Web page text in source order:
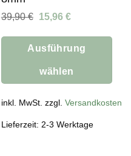
39,90€
Ursprünglicher
war:
39,90 €
15,96 €Aktueller
ist:
15,96 €.
Ausführung
wählen
Produkt
mehrere
inkl. MwSt. zzgl. Versandkosten
Lieferzeit: 2-3 Werktage